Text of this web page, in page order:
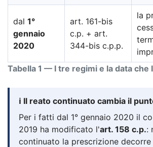
Tabella 1 — I tre regimi e la data che
dal 1°
gennaio
2020
art. 161-bis
c.p. + art.
344-bis c.p.p.
la
ℹ️ Il reato continuato cambia il
Per i fatti dal 1° gennaio 2020 il
2019 ha modificato l'art. 158 c.p.:
continuato la prescrizione decorre